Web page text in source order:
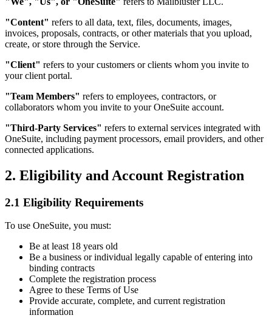
"Content" refers to all data, text, files, documents, images,
invoices, proposals, contracts, or other materials that you upload,
create, or store through the Service.
"Client" refers to your customers or clients whom you invite to
your client portal.
"Team Members" refers to employees, contractors, or
collaborators whom you invite to your OneSuite account.
"Third-Party Services" refers to external services integrated with
OneSuite, including payment processors, email providers, and other
connected applications.
2. Eligibility and Account Registration
2.1 Eligibility Requirements
To use OneSuite, you must:
Be at least 18 years old
Be a business or individual legally capable of entering into
binding contracts
Complete the registration process
Agree to these Terms of Use
Provide accurate, complete, and current registration
information